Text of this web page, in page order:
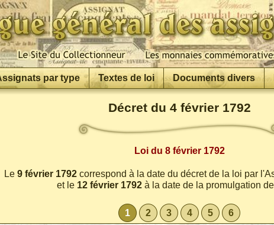
par type Textes de loi Documents divers
Décret du 4 février 1792
Loi du 8 février 1792
Le 9 février 1792correspond à la date du décret de la loi par
et le 12 février 1792 à la date de la promulgation
1 2 3 4 5 6